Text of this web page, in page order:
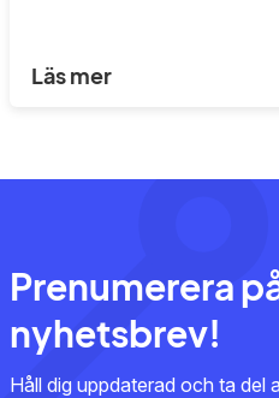
Läs mer
Prenumerera
nyhetsbrev!
Håll dig uppdaterad och ta del